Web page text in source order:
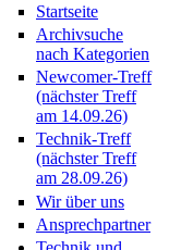
Startseite
Archivsuche
nach Kategorien
Newcomer-Treff
(nächster Treff
am 14.09.26)
Technik-Treff
(nächster Treff
am 28.09.26)
Wir über uns
Ansprechpartner